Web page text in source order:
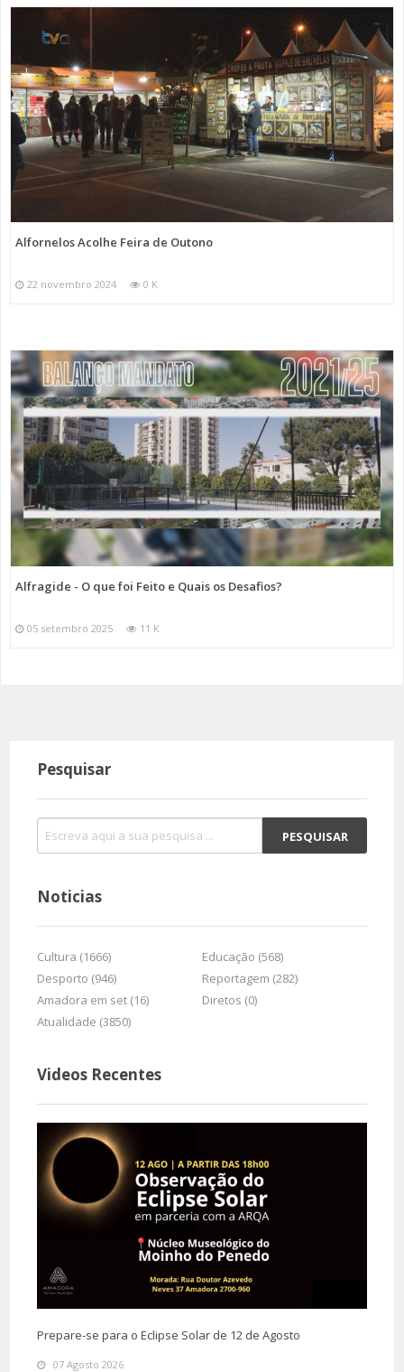
Alfornelos Acolhe Feira de Outono
22 novembro 2024 0 K
Alfragide - O que foi Feito e Quais os Desafios?
05 setembro 2025 11 K
Pesquisar
Noticias
Cultura (1666)
Educação (568)
Desporto (946)
Reportagem (282)
Amadora em set (16)
Diretos (0)
Atualidade (3850)
Videos Recentes
Prepare-se para o Eclipse Solar de 12 de Agosto
07 Agosto 2026